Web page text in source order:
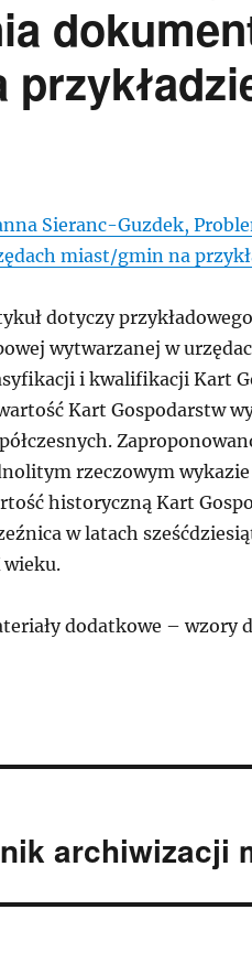
Sieranc-Guzdek,
miast/gmin na
dotyczy
wytwarzanej w
i kwalifikacji Kart
Kart Gospodarstw
rzeczowym
historyczną Kart
w latach
wieku.
dodatkowe – wzory
archiwizacji